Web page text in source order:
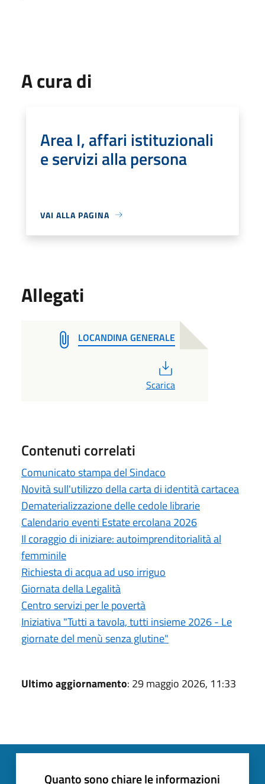
A cura di
Area I, affari istituzionali
e servizi alla persona
VAI ALLA PAGINA
Allegati
LOCANDINA GENERALE
Scarica
Contenuti correlati
Comunicato stampa del Sindaco
Novità sull'utilizzo della carta di identità cartacea
Dematerializzazione delle cedole librarie
Calendario eventi Estate ercolana 2026
Il coraggio di iniziare: autoimprenditorialità al
femminile
Richiesta di acqua ad uso irriguo
Giornata della Legalità
Centro servizi per le povertà
Iniziativa "Tutti a tavola, tutti insieme 2026 - Le
giornate del menù senza glutine"
Ultimo aggiornamento: 29 maggio 2026, 11:33
Quanto sono chiare le informazioni